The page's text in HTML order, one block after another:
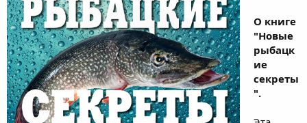
О книге
"Новые
рыбацк
ие
секреты
".